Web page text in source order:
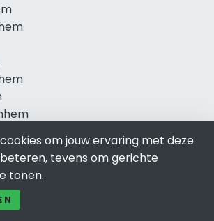
om jouw ervaring met deze
tevens om gerichte
tonen.